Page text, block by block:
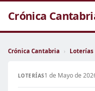
Crónica
Crónica Cantabria › Loterías
LOTERÍAS1 de Mayo de